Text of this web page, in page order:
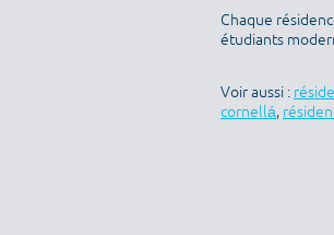
Chaque
étudiants
Voir aussi :
cornellá,